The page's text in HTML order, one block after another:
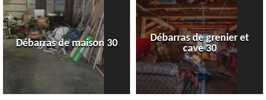
Débarras de maison 30
Débarras de grenier et
cave 30